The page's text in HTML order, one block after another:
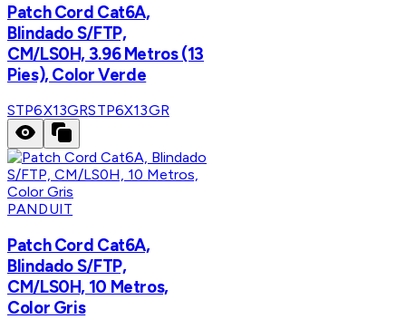
Patch Cord Cat6A,
Blindado S/FTP,
CM/LS0H, 3.96 Metros (13
Pies), Color Verde
STP6X13GRSTP6X13GR
PANDUIT
Patch Cord Cat6A,
Blindado S/FTP,
CM/LS0H, 10 Metros,
Color Gris